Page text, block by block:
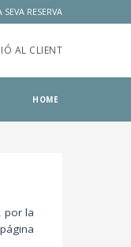
SEVA RESERVA
AL CLIENT
HOME
por la